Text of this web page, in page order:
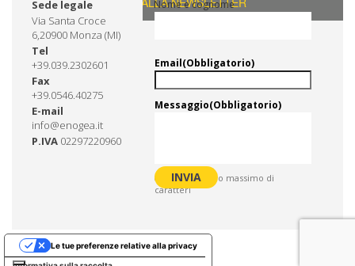
Sede legale
Via Santa Croce
6,20900 Monza (MI)
Tel
+39.039.2302601
Fax
+39.0546.40275
E-mail
info@enogea.it
P.IVA 02297220960
Nome e cognome
Email(Obbligatorio)
Messaggio(Obbligatorio)
0 di 600 numero massimo di
caratteri
Le tue preferenze relative alla privacy